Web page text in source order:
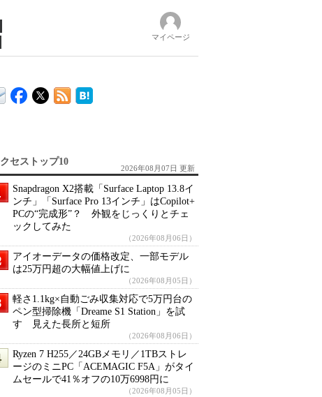
マイページ
セストップ10
2026年08月07日 更新
Snapdragon X2搭載「Surface Laptop 13.8イ
ンチ」「Surface Pro 13インチ」はCopilot+
PCの“完成形”？ 外観をじっくりとチェ
ックしてみた
（2026年08月06日）
アイオーデータの価格改定、一部モデル
は25万円超の大幅値上げに
（2026年08月05日）
軽さ1.1kg×自動ごみ収集対応で5万円台の
ペン型掃除機「Dreame S1 Station」を試
す 見えた長所と短所
（2026年08月06日）
Ryzen 7 H255／24GBメモリ／1TBストレ
ージのミニPC「ACEMAGIC F5A」がタイ
ムセールで41％オフの10万6998円に
（2026年08月05日）